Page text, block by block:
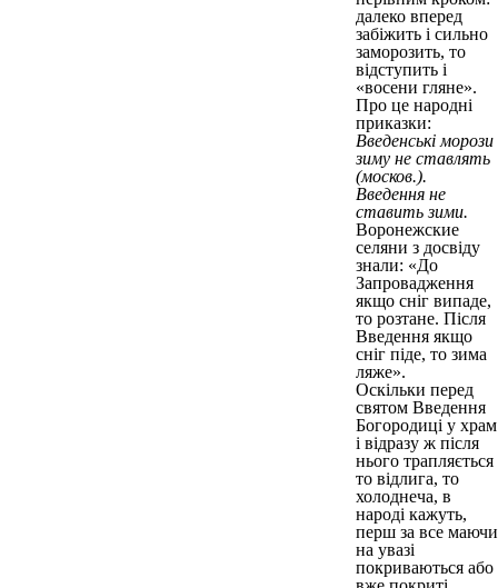
далеко вперед
забіжить і сильно
заморозить, то
відступить і
«восени гляне».
Про це народні
приказки:
Введенські морози
зиму не ставлять
(москов.).
Введення не
ставить зими.
Воронежские
селяни з досвіду
знали: «До
Запровадження
якщо сніг випаде,
то розтане. Після
Введення якщо
сніг піде, то зима
ляже».
Оскільки перед
святом Введення
Богородиці у храм
і відразу ж після
нього трапляється
то відлига, то
холоднеча, в
народі кажуть,
перш за все маючи
на увазі
покриваються або